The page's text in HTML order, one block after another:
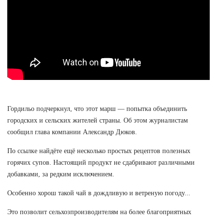
Гордильо подчеркнул, что этот марш — попытка объединить
городских и сельских жителей страны. Об этом журналистам
сообщил глава компании Александр Дюков.
По ссылке найдёте ещё несколько простых рецептов полезных
горячих супов. Настоящий продукт не сдабривают различными
добавками, за редким исключением.
Особенно хорош такой чай в дождливую и ветреную погоду...
Это позволит сельхозпроизводителям на более благоприятных